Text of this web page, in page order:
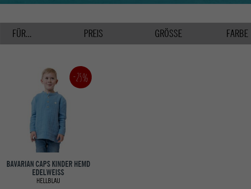
FÜR... PREIS GRÖSSE FARBE
-25%
BAVARIAN CAPS KINDER HEMD
EDELWEISS
HELLBLAU